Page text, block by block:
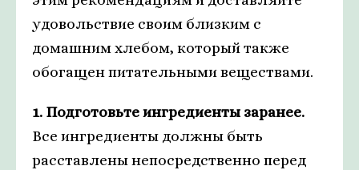
удовольствие своим близким с
домашним хлебом, который также
обогащен питательными веществами.
1. Подготовьте ингредиенты заранее.
Все ингредиенты должны быть
расставлены непосредственно перед